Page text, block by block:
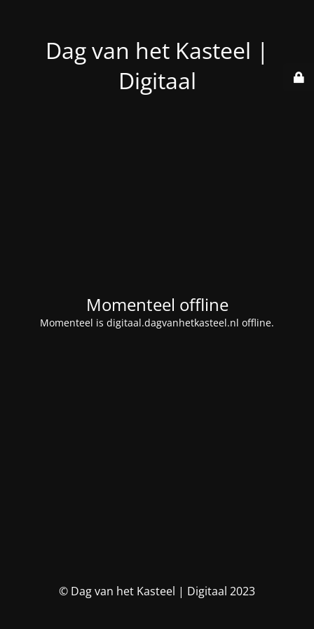
Dag van het Kasteel |
Digitaal
Momenteel offline
Momenteel is digitaal.dagvanhetkasteel.nl offline.
© Dag van het Kasteel | Digitaal 2023